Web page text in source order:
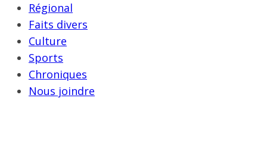
Régional
Faits divers
Culture
Sports
Chroniques
Nous joindre